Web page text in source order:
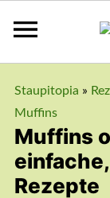
Staupitopia »
Muffins
Muffins
Rezepte